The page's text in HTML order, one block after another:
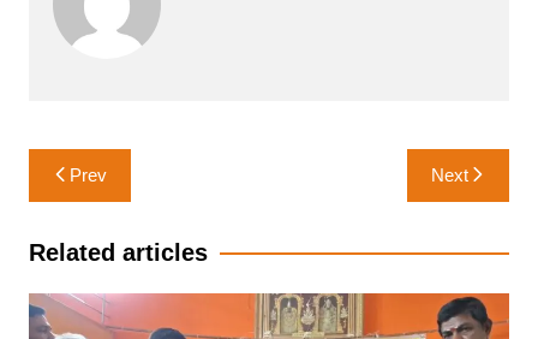
Post
navigation
Prev Next
Related articles